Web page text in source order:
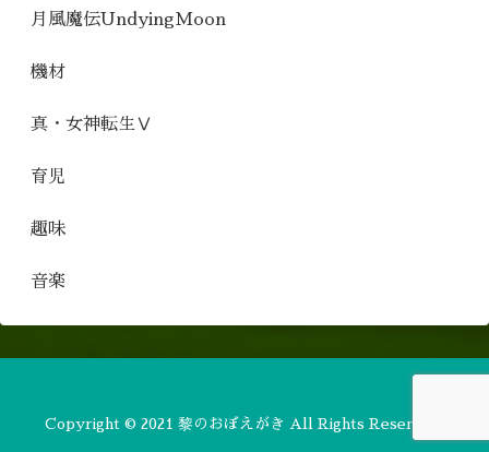
月風魔伝UndyingMoon
機材
真・女神転生Ⅴ
育児
趣味
音楽
Copyright © 2021 黎のおぼえがき All Rights Reserved.